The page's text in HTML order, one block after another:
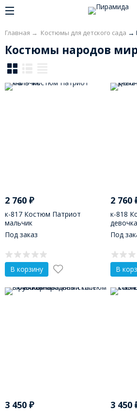
Главная → Костюмы для детского сада →
Костюмы народов
2 760 ₽
к-817 Костюм Патриот
мальчик
Под заказ
В корзину
2 760
к-818
девочка
Под
В
3 450 ₽ 3 450